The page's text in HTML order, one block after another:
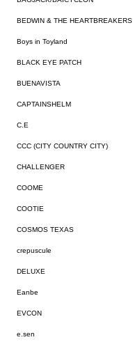
BEDWIN & THE HEARTBREAKERS
Boys in Toyland
BLACK EYE PATCH
BUENAVISTA
CAPTAINSHELM
C.E
CCC (CITY COUNTRY CITY)
CHALLENGER
COOME
COOTIE
COSMOS TEXAS
crepuscule
DELUXE
Eanbe
EVCON
e.sen